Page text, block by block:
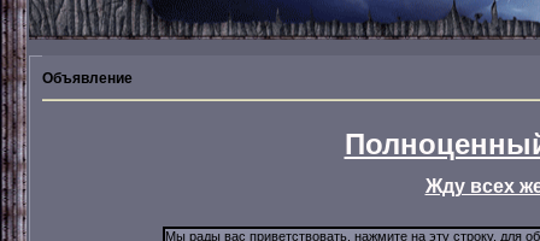
Объявление
Жду всех